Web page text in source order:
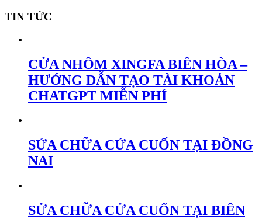
TIN TỨC
CỬA NHÔM XINGFA BIÊN HÒA –
HƯỚNG DẪN TẠO TÀI KHOẢN
CHATGPT MIỄN PHÍ
SỬA CHỮA CỬA CUỐN TẠI ĐỒNG
NAI
SỬA CHỮA CỬA CUỐN TẠI BIÊN